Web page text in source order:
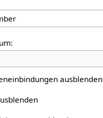
ausblenden